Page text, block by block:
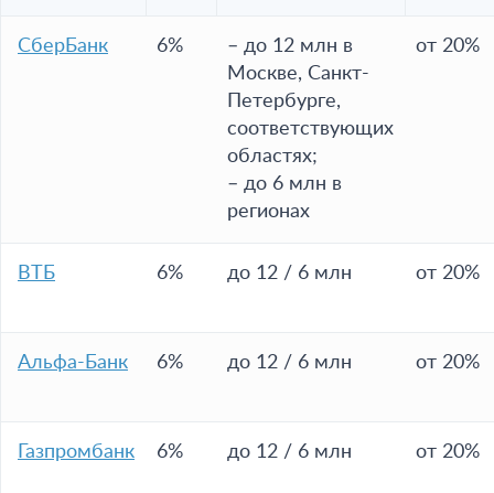
СберБанк 6%
– до 12 млн в
Москве, Санкт-
Петербурге,
соответствующих
областях;
– до 6 млн в
регионах
от 20%
ВТБ 6% до 12 / 6 млн от 20%
Альфа-Банк 6% до 12 / 6 млн от 20%
Газпромбанк 6% до 12 / 6 млн от 20%